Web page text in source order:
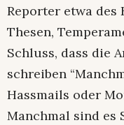
Reporter etwa des
Thesen,
Schluss, dass die
schreiben
Hassmails oder
Manchmal sind es